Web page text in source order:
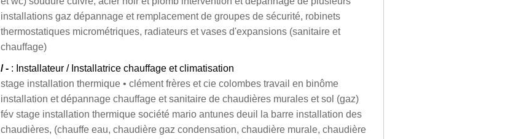
installations gaz dépannage et remplacement de groupes de sécurité, robinets
thermostatiques micrométriques, radiateurs et vases d'expansions (sanitaire et
chauffage)
/ - : Installateur / Installatrice chauffage et climatisation
stage installation thermique • clément frères et cie colombes travail en binôme
installation et dépannage chauffage et sanitaire de chaudières murales et sol (gaz)
fév stage installation thermique société mario antunes deuil la barre installation des
chaudières, (chauffe eau, chaudière gaz condensation, chaudière murale, chaudière